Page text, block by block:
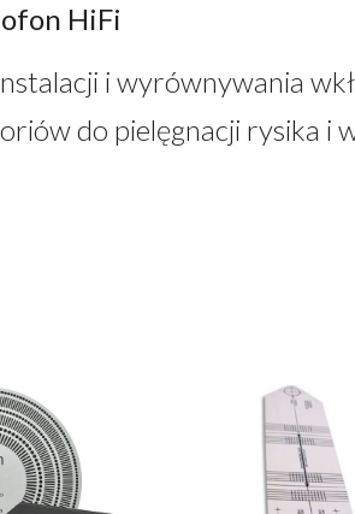
HiFi
i wyrównywania
do pielęgnacji rysika i